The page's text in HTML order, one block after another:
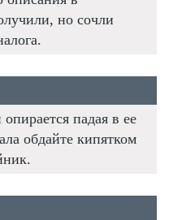
но сочли
падая в ее
обдайте кипятком